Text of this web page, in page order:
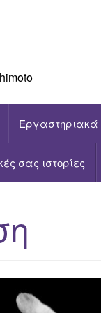
Εργαστηριακά
σας ιστορίες